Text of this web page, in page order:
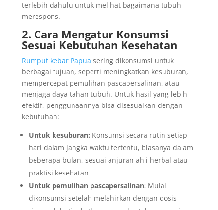
terlebih dahulu untuk melihat bagaimana tubuh
merespons.
2. Cara Mengatur Konsumsi
Sesuai Kebutuhan Kesehatan
Rumput kebar Papua sering dikonsumsi untuk
berbagai tujuan, seperti meningkatkan kesuburan,
mempercepat pemulihan pascapersalinan, atau
menjaga daya tahan tubuh. Untuk hasil yang lebih
efektif, penggunaannya bisa disesuaikan dengan
kebutuhan:
Untuk kesuburan: Konsumsi secara rutin setiap
hari dalam jangka waktu tertentu, biasanya dalam
beberapa bulan, sesuai anjuran ahli herbal atau
praktisi kesehatan.
Untuk pemulihan pascapersalinan: Mulai
dikonsumsi setelah melahirkan dengan dosis